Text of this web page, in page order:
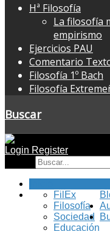
Hª Filosofía
La filosofía
empirismo
Ejercicios PAU
Comentario
Filosofía 1º Bach
Filosofía
Buscar
Login Register
FilEx
Filosofía
Sociedad
Educación